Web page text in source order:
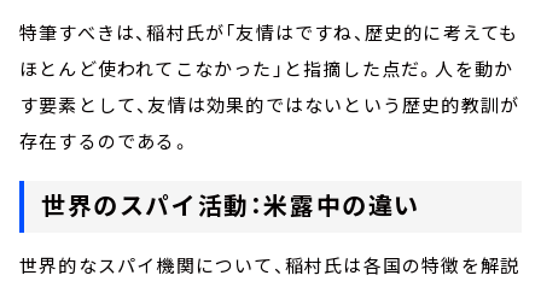
特筆すべきは、稲村氏が「友情はですね、歴史的に考えても
ほとんど使われてこなかった」と指摘した点だ。人を動か
す要素として、友情は効果的ではないという歴史的教訓が
存在するのである。
世界のスパイ活動：米露中の違い
世界的なスパイ機関について、稲村氏は各国の特徴を解説